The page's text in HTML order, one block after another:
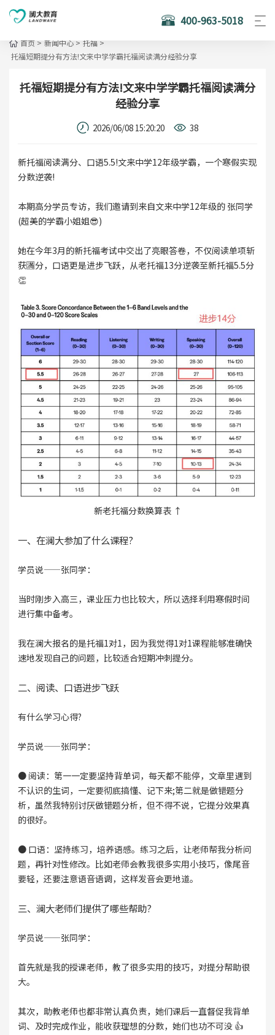
400-963-5018
首页 > 新闻中心 > 托福 >
托福短期提分有方法!文来中学学霸托福阅读满分经验分享
托福短期提分有方法!文来中学学霸托福阅读满分
经验分享
2026/06/08 15:20:20 38
新托福阅读满分、口语5.5!文来中学12年级学霸，一个寒假实现
分数逆袭!
本期高分学员专访，我们邀请到来自文来中学12年级的 张同学
(超美的学霸小姐姐😎)
她在今年3月的新托福考试中交出了亮眼答卷，不仅阅读单项斩
获🈵分，口语更是进步飞跃，从老托福13分逆袭至新托福5.5分
👏
新老托福分数换算表 ↑
一、在澜大参加了什么课程?
学员说——张同学：
当时刚步入高三，课业压力也比较大，所以选择利用寒假时间
进行集中备考。
我在澜大报名的是托福1对1，因为我觉得1对1课程能够准确快
速地发现自己的问题，比较适合短期冲刺提分。
二、阅读、口语进步飞跃
有什么学习心得?
学员说——张同学：
● 阅读：第一一定要坚持背单词，每天都不能停，文章里遇到
不认识的生词，一定要彻底搞懂、记下来;第二就是做错题分
析，虽然我特别讨厌做错题分析，但不得不说，它提分效果真
的很好。
● 口语：坚持练习，培养语感。练习之后，让老师帮我分析问
题，再针对性修改。比如老师会教我很多实用小技巧，像尾音
要轻，还要注意语音语调，这样发音会更地道。
三、澜大老师们提供了哪些帮助?
学员说——张同学：
首先就是我的授课老师，教了很多实用的技巧，对提分帮助很
大。
其次，助教老师也都非常认真负责，她们课后一直督促我背单
词、及时完成作业，能收获理想的分数，她们也功不可没 👍